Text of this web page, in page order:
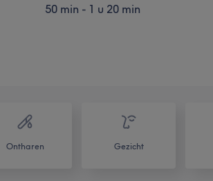
50 min - 1 u 20 min
Ontharen Gezicht